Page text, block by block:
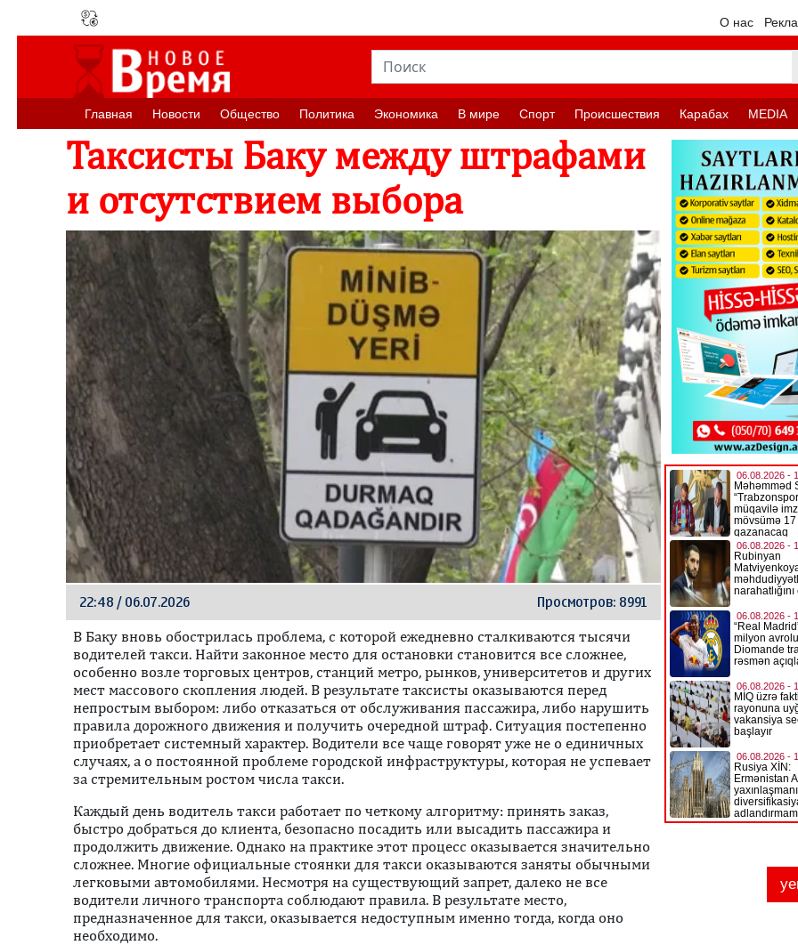
О нас
Главная Новости Oбщество Политика Экономика В мире Спорт Происшествия Карабах MEDIA
Таксисты Баку между штрафами
и отсутствием выбора
22:48 / 06.07.2026 Просмотров: 8991
В Баку вновь обострилась проблема, с которой ежедневно сталкиваются тысячи
водителей такси. Найти законное место для остановки становится все сложнее,
особенно возле торговых центров, станций метро, рынков, университетов и других
мест массового скопления людей. В результате таксисты оказываются перед
непростым выбором: либо отказаться от обслуживания пассажира, либо нарушить
правила дорожного движения и получить очередной штраф. Ситуация постепенно
приобретает системный характер. Водители все чаще говорят уже не о единичных
случаях, а о постоянной проблеме городской инфраструктуры, которая не успевает
за стремительным ростом числа такси.
Каждый день водитель такси работает по четкому алгоритму: принять заказ,
быстро добраться до клиента, безопасно посадить или высадить пассажира и
продолжить движение. Однако на практике этот процесс оказывается значительно
сложнее. Многие официальные стоянки для такси оказываются заняты обычными
легковыми автомобилями. Несмотря на существующий запрет, далеко не все
водители личного транспорта соблюдают правила. В результате место,
предназначенное для такси, оказывается недоступным именно тогда, когда оно
необходимо.